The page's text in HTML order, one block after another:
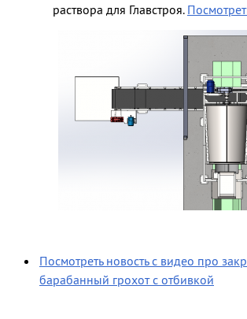
раствора для Главстроя.
Посмотреть новость с видео про
барабанный грохот с отбивкой